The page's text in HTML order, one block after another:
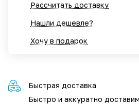
Рассчитать доставку
Нашли дешевле?
Хочу в подарок
Быстрая доставка
Быстро и аккуратно